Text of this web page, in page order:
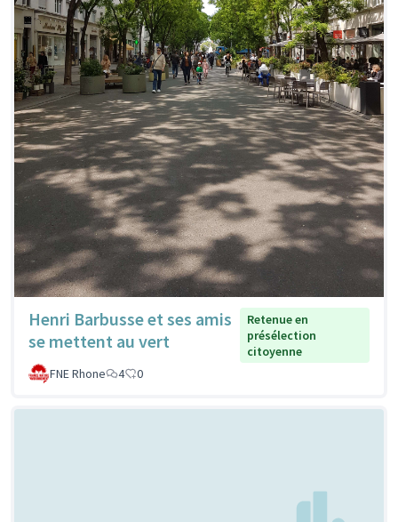
Henri Barbusse et ses amis
se mettent au vert
Retenue en
présélection
citoyenne
FNE Rhone
4 0